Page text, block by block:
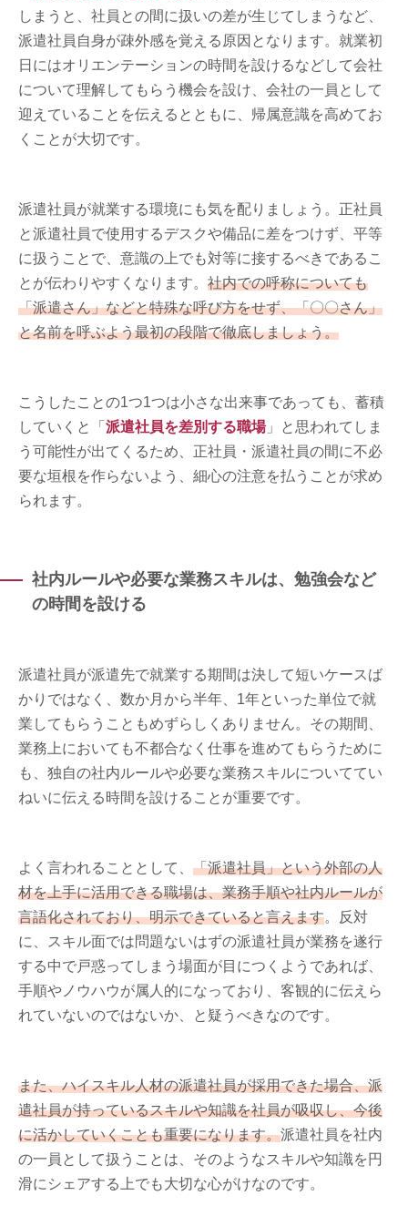
しまうと、社員との間に扱いの差が生じてしまうなど、
派遣社員自身が疎外感を覚える原因となります。就業初
日にはオリエンテーションの時間を設けるなどして会社
について理解してもらう機会を設け、会社の一員として
迎えていることを伝えるとともに、帰属意識を高めてお
くことが大切です。
派遣社員が就業する環境にも気を配りましょう。正社員
と派遣社員で使用するデスクや備品に差をつけず、平等
に扱うことで、意識の上でも対等に接するべきであるこ
とが伝わりやすくなります。 社内での呼称についても
「派遣さん」などと特殊な呼び方をせず、「〇〇さん」
と名前を呼ぶよう最初の段階で徹底しましょう。
こうしたことの1つ1つは小さな出来事であっても、蓄積
していくと「 派遣社員を差別する職場」と思われてしま
う可能性が出てくるため、正社員・派遣社員の間に不必
要な垣根を作らないよう、細心の注意を払うことが求め
られます。
社内ルールや必要な業務スキルは、勉強会など
の時間を設ける
派遣社員が派遣先で就業する期間は決して短いケースば
かりではなく、数か月から半年、1年といった単位で就
業してもらうこともめずらしくありません。その期間、
業務上においても不都合なく仕事を進めてもらうために
も、独自の社内ルールや必要な業務スキルについててい
ねいに伝える時間を設けることが重要です。
よく言われることとして、 「派遣社員」という外部の人
材を上手に活用できる職場は、業務手順や社内ルールが
言語化されており、明示できていると言えます。反対
に、スキル面では問題ないはずの派遣社員が業務を遂行
する中で戸惑ってしまう場面が目につくようであれば、
手順やノウハウが属人的になっており、客観的に伝えら
れていないのではないか、と疑うべきなのです。
また、ハイスキル人材の派遣社員が採用できた場合、派
遣社員が持っているスキルや知識を社員が吸収し、今後
に活かしていくことも重要になります。派遣社員を社内
の一員として扱うことは、そのようなスキルや知識を円
滑にシェアする上でも大切な心がけなのです。